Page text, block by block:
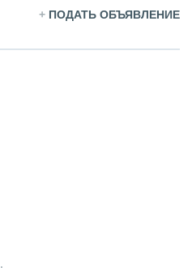
+ ПОДАТЬ ОБЪЯВЛЕНИЕ